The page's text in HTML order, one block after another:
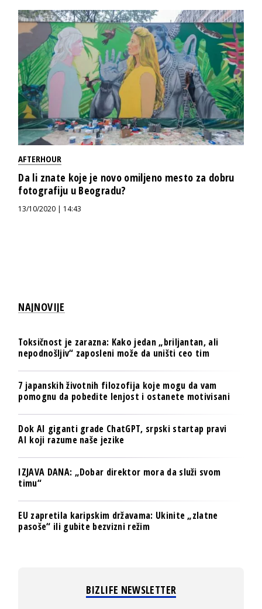
AFTERHOUR
Da li znate koje je novo omiljeno mesto za dobru
fotografiju u Beogradu?
13/10/2020 | 14:43
NAJNOVIJE
Toksičnost je zarazna: Kako jedan „briljantan, ali
nepodnošljiv“ zaposleni može da uništi ceo tim
7 japanskih životnih filozofija koje mogu da vam
pomognu da pobedite lenjost i ostanete motivisani
Dok AI giganti grade ChatGPT, srpski startap pravi
AI koji razume naše jezike
IZJAVA DANA: „Dobar direktor mora da služi svom
timu“
EU zapretila karipskim državama: Ukinite „zlatne
pasoše“ ili gubite bezvizni režim
BIZLIFE NEWSLETTER